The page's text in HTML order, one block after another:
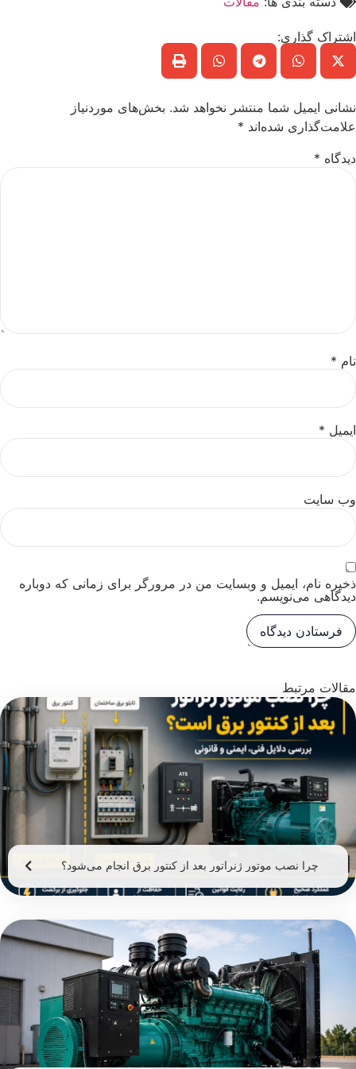
اشتراک گذاری:
نشانی ایمیل شما منتشر نخواهد شد. بخش‌های موردنیاز
علامت‌گذاری شده‌اند *
دیدگاه *
نام *
ایمیل *
وب‌ سایت
ذخیره نام، ایمیل و وبسایت من در مرورگر برای زمانی که دوباره
دیدگاهی می‌نویسم.
مقالات مرتبط
چرا نصب موتور ژنراتور بعد از کنتور برق انجام می‌شود؟